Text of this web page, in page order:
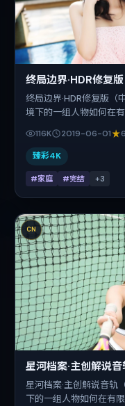
终局边界·HDR修复版
终局边界·HDR修复版（
境下的一组人物如何在
家辉、梁朝伟、雷佳音
演层次丰富。影片定于
钟。
116K 2019-06-01
臻彩4K
#家庭 #完结 +3
CN
星河档案·主创解说音
星河档案·主创解说音轨
下的一组人物如何在有